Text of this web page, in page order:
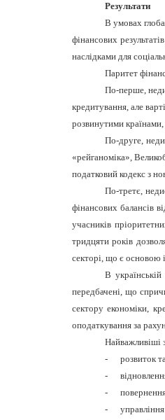
Результати
В умовах
фінансових
наслідками для
Паритет
По-перше,
кредитування, але
розвинутими
По-друге,
«рейганоміка»,
податковий кодекс з
По-третє,
фінансових балансів
учасників
тридцяти років
секторі, що є основою
В
передбачені, що
сектору економіки,
оподаткування за
Найважливіші
-
розвиток
-
-
-